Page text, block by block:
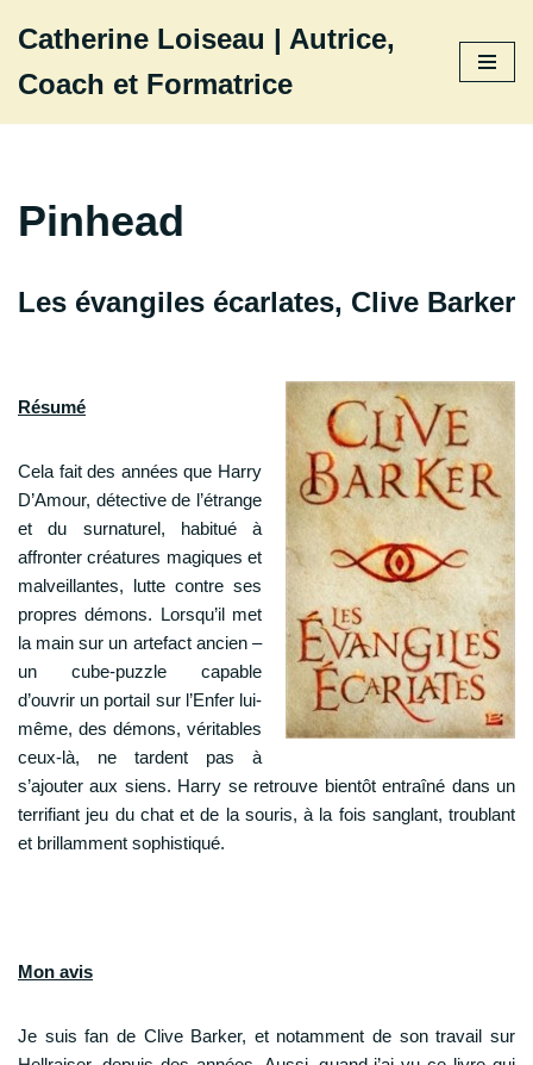
au
contenu
Catherine Loiseau | Autrice,
Coach et Formatrice
Pinhead
Les évangiles écarlates, Clive Barker
Résumé
Cela fait des années que Harry
D’Amour, détective de l’étrange
et du surnaturel, habitué à
affronter créatures magiques et
malveillantes, lutte contre ses
propres démons. Lorsqu’il met
la main sur un artefact ancien –
un cube-puzzle capable
d’ouvrir un portail sur l’Enfer lui-
même, des démons, véritables
ceux-là, ne tardent pas à
s’ajouter aux siens. Harry se retrouve bientôt entraîné dans un
terrifiant jeu du chat et de la souris, à la fois sanglant, troublant
et brillamment sophistiqué.
Mon avis
Je suis fan de Clive Barker, et notamment de son travail sur